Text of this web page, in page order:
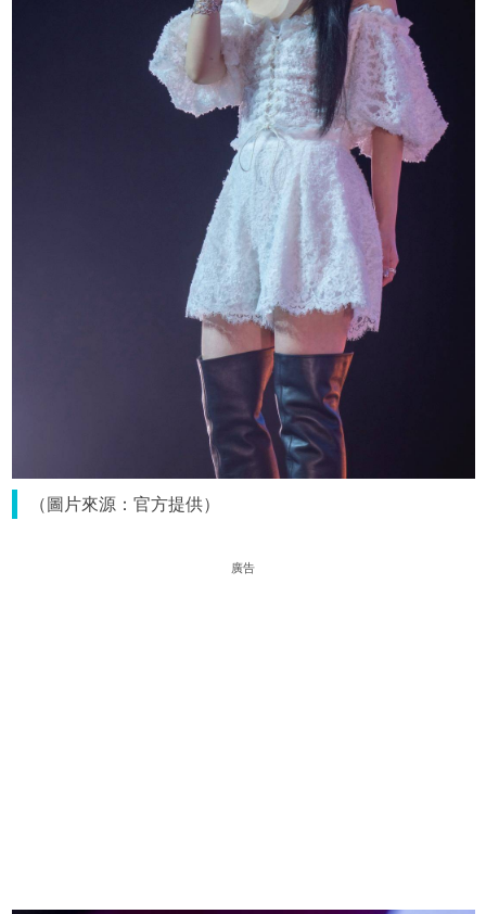
（圖片來源：官方提供）
廣告